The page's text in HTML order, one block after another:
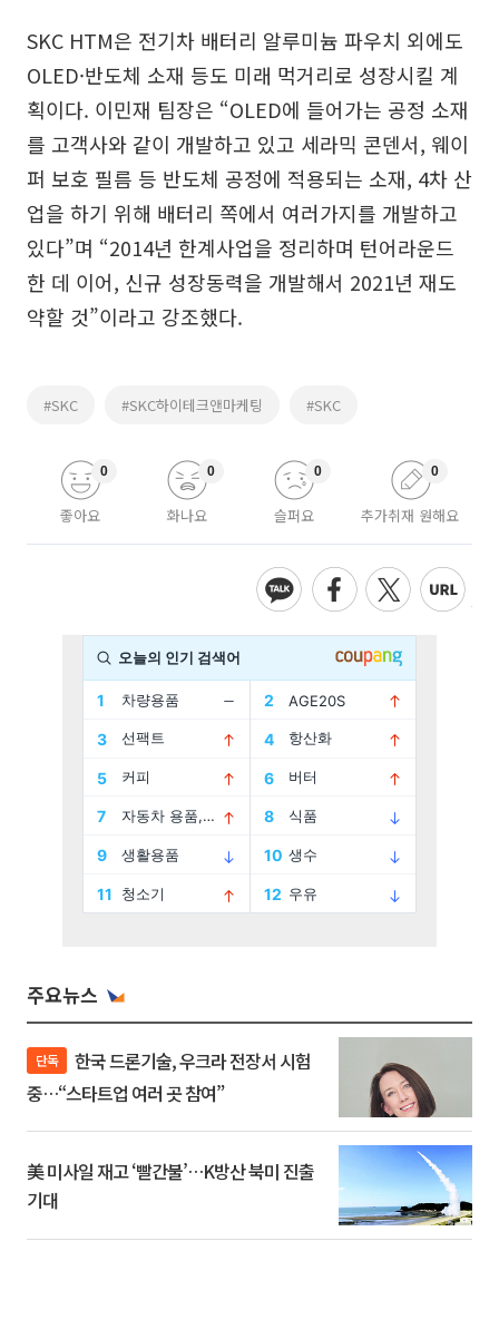
SKC HTM은 전기차 배터리 알루미늄 파우치 외에도
OLED·반도체 소재 등도 미래 먹거리로 성장시킬 계
획이다. 이민재 팀장은 “OLED에 들어가는 공정 소재
를 고객사와 같이 개발하고 있고 세라믹 콘덴서, 웨이
퍼 보호 필름 등 반도체 공정에 적용되는 소재, 4차 산
업을 하기 위해 배터리 쪽에서 여러가지를 개발하고
있다”며 “2014년 한계사업을 정리하며 턴어라운드
한 데 이어, 신규 성장동력을 개발해서 2021년 재도
약할 것”이라고 강조했다.
#SKC #SKC하이테크앤마케팅 #SKC
좋아요
0
화나요
0
슬퍼요
0
추가취재 원해요
0
주요뉴스
단독
중…“스타트업 여러 곳 참여”
美 미사일 재고 ‘빨간불’…K방산 북미 진출
기대